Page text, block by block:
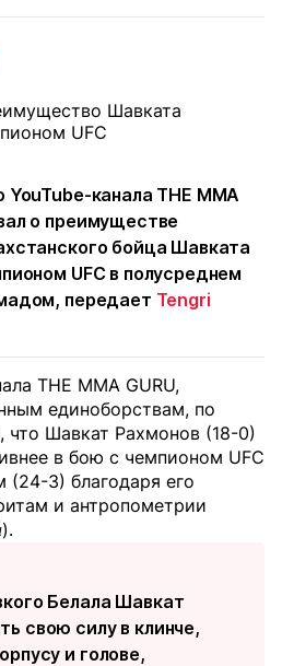
канала THE MMA
о преимуществе
бойца Шавката
UFC в полусреднем
передает Tengri
THE MMA GURU,
единоборствам, по
что Шавкат Рахмонов (18-0)
в бою с чемпионом UFC
3) благодаря его
и антропометрии
).
Белала Шавкат
свою силу в клинче,
и голове,